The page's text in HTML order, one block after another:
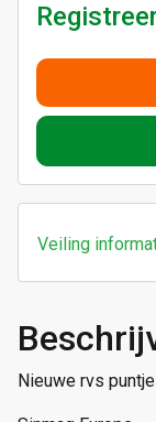
Veiling
Nieuwe rvs